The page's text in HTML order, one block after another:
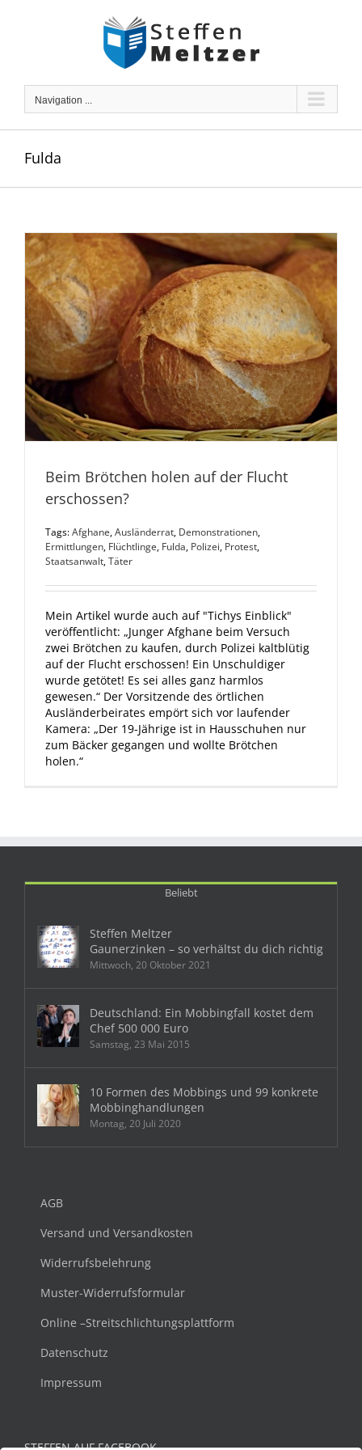
Navigation ...
Fulda
Beim Brötchen holen auf der Flucht
erschossen?
Tags:Afghane,Ausländerrat, Demonstrationen,
Ermittlungen, Flüchtlinge, Fulda, Polizei, Protest,
Staatsanwalt,Täter
Mein Artikel wurde auch auf "Tichys Einblick"
veröffentlicht: „Junger Afghane beim Versuch
zwei Brötchen zu kaufen, durch Polizei kaltblütig
auf der Flucht erschossen! Ein Unschuldiger
wurde getötet! Es sei alles ganz harmlos
gewesen.“ Der Vorsitzende des örtlichen
Ausländerbeirates empört sich vor laufender
Kamera: „Der 19-Jährige ist in Hausschuhen nur
zum Bäcker gegangen und wollte Brötchen
holen.“
Beliebt
Steffen Meltzer
Gaunerzinken – so verhältst du dich richtig
Mittwoch, 20 Oktober 2021
Deutschland: Ein Mobbingfall kostet dem
Chef 500 000 Euro
Samstag, 23 Mai 2015
10 Formen des Mobbings und 99 konkrete
Mobbinghandlungen
Montag, 20 Juli 2020
AGB
Versand und Versandkosten
Widerrufsbelehrung
Muster-Widerrufsformular
Online –Streitschlichtungsplattform
Datenschutz
Impressum